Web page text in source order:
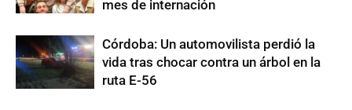
mes de internación
Córdoba: Un automovilista perdió la
vida tras chocar contra un árbol en la
ruta E-56